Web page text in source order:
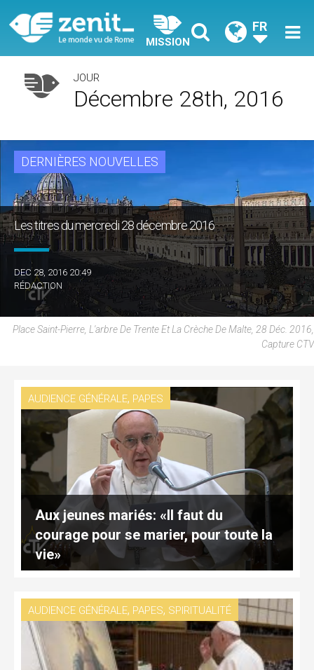
MISSION
FR
JOUR
Décembre 28th, 2016
DERNIÈRES NOUVELLES
Les titres du mercredi 28 décembre 2016
DEC 28, 2016 20:49
RÉDACTION
Place Saint-Pierre, L'arbre De Trente Et La Crèche De Malte, 28 Déc. 2016,
Capture CTV
AUDIENCE GÉNÉRALE, PAPES
Aux jeunes mariés: «Il faut du
courage pour se marier, pour toute la
vie»
AUDIENCE GÉNÉRALE, PAPES, SPIRITUALITÉ